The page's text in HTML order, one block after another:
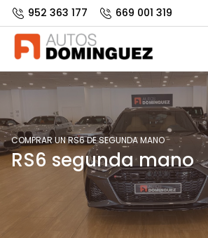
952 363 177 669 001 319
COMPRAR UN RS6 DE SEGUNDA MANO
RS6 segunda mano